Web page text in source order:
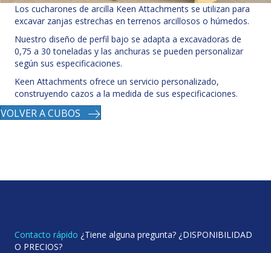
Los cucharones de arcilla Keen Attachments se utilizan para
excavar zanjas estrechas en terrenos arcillosos o húmedos.
Nuestro diseño de perfil bajo se adapta a excavadoras de
0,75 a 30 toneladas y las anchuras se pueden personalizar
según sus especificaciones.
Keen Attachments ofrece un servicio personalizado,
construyendo cazos a la medida de sus especificaciones.
VOLVER A CUBOS
Contacto rápido ¿Tiene alguna pregunta? ¿DISPONIBILIDAD
O PRECIOS?